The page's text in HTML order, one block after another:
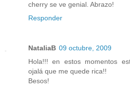
cherry se ve genial. Abrazo!
Responder
NataliaB 09 octubre, 2009
Hola!!! en estos momentos
ojalá que me quede rica!!
Besos!